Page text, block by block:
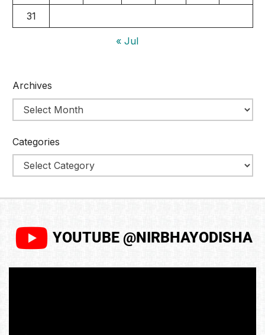
31
« Jul
Archives
Categories
YOUTUBE @NIRBHAYODISHA